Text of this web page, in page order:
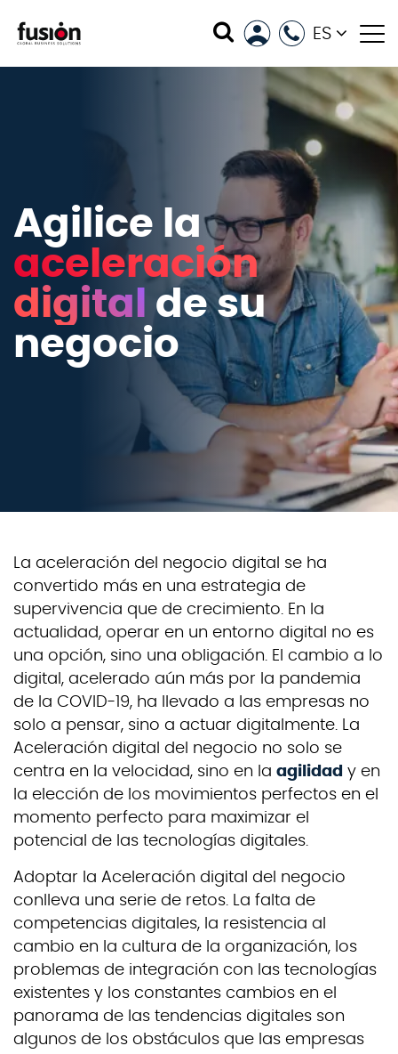
ES
Agilice la
aceleración
digital de su
negocio
La aceleración del negocio digital se ha
convertido más en una estrategia de
supervivencia que de crecimiento. En la
actualidad, operar en un entorno digital no es
una opción, sino una obligación. El cambio a lo
digital, acelerado aún más por la pandemia
de la COVID-19, ha llevado a las empresas no
solo a pensar, sino a actuar digitalmente. La
Aceleración digital del negocio no solo se
centra en la velocidad, sino en la agilidad y en
la elección de los movimientos perfectos en el
momento perfecto para maximizar el
potencial de las tecnologías digitales.
Adoptar la Aceleración digital del negocio
conlleva una serie de retos. La falta de
competencias digitales, la resistencia al
cambio en la cultura de la organización, los
problemas de integración con las tecnologías
existentes y los constantes cambios en el
panorama de las tendencias digitales son
algunos de los obstáculos que las empresas